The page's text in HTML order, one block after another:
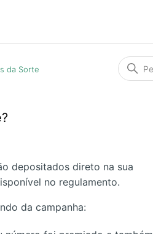
da Sorte
depositados direto na sua
no regulamento.
da campanha: